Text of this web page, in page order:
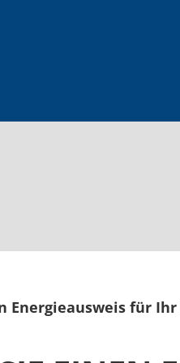
Energieausweis für Ihr